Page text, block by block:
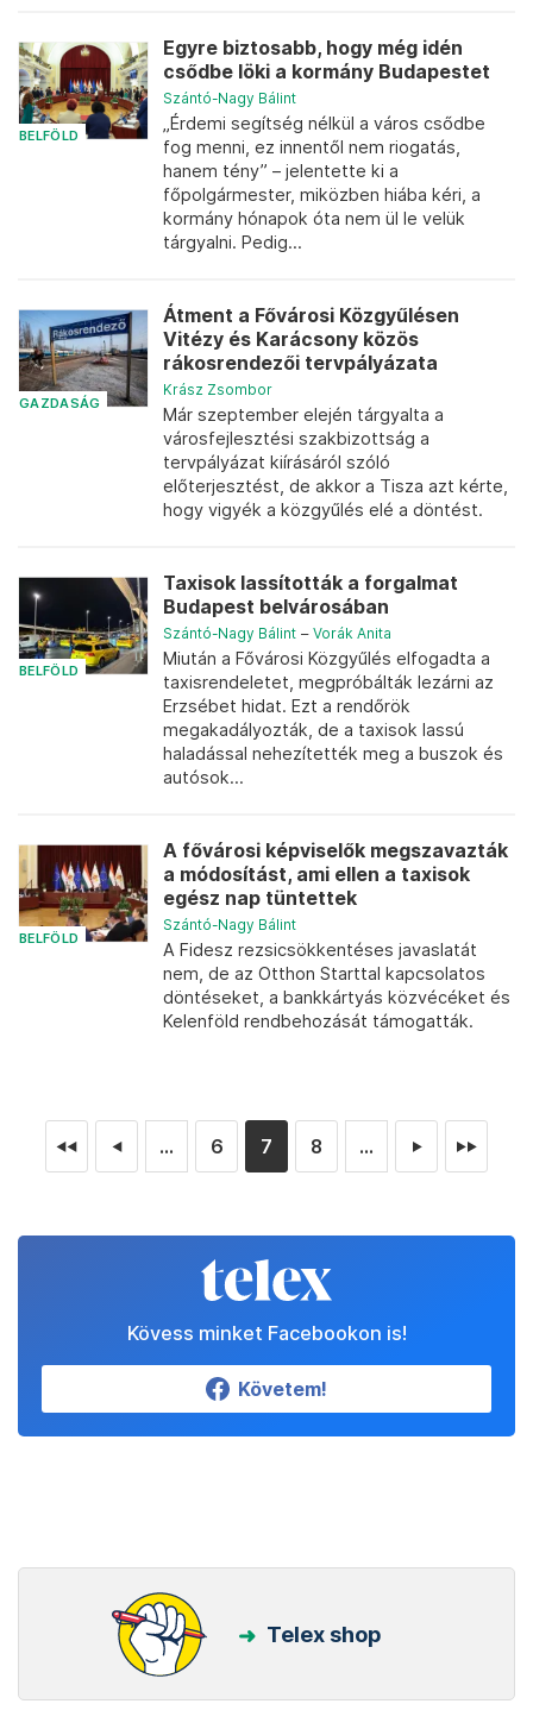
BELFÖLD
Egyre biztosabb, hogy még idén
csődbe löki a kormány Budapestet
Szántó-Nagy Bálint
„Érdemi segítség nélkül a város csődbe
fog menni, ez innentől nem riogatás,
hanem tény” – jelentette ki a
főpolgármester, miközben hiába kéri, a
kormány hónapok óta nem ül le velük
tárgyalni. Pedig...
GAZDASÁG
Átment a Fővárosi Közgyűlésen
Vitézy és Karácsony közös
rákosrendezői tervpályázata
Krász Zsombor
Már szeptember elején tárgyalta a
városfejlesztési szakbizottság a
tervpályázat kiírásáról szóló
előterjesztést, de akkor a Tisza azt kérte,
hogy vigyék a közgyűlés elé a döntést.
BELFÖLD
Taxisok lassították a forgalmat
Budapest belvárosában
Szántó-Nagy Bálint – Vorák Anita
Miután a Fővárosi Közgyűlés elfogadta a
taxisrendeletet, megpróbálták lezárni az
Erzsébet hidat. Ezt a rendőrök
megakadályozták, de a taxisok lassú
haladással nehezítették meg a buszok és
autósok...
BELFÖLD
A fővárosi képviselők megszavazták
a módosítást, ami ellen a taxisok
egész nap tüntettek
Szántó-Nagy Bálint
A Fidesz rezsicsökkentéses javaslatát
nem, de az Otthon Starttal kapcsolatos
döntéseket, a bankkártyás közvécéket és
Kelenföld rendbehozását támogatták.
◄◄ ◄ ... 6 7 8 ... ► ►►
Kövess minket Facebookon is!
Követem!
Telex shop